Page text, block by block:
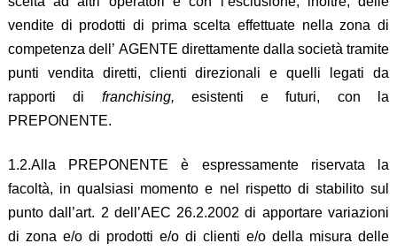
vendite di prodotti di prima scelta effettuate nella zona di
competenza dell’ AGENTE direttamente dalla società tramite
punti vendita diretti, clienti direzionali e quelli legati da
rapporti di franchising, esistenti e futuri, con la
PREPONENTE.
1.2.Alla PREPONENTE è espressamente riservata la
facoltà, in qualsiasi momento e nel rispetto di stabilito sul
punto dall’art. 2 dell’AEC 26.2.2002 di apportare variazioni
di zona e/o di prodotti e/o di clienti e/o della misura delle